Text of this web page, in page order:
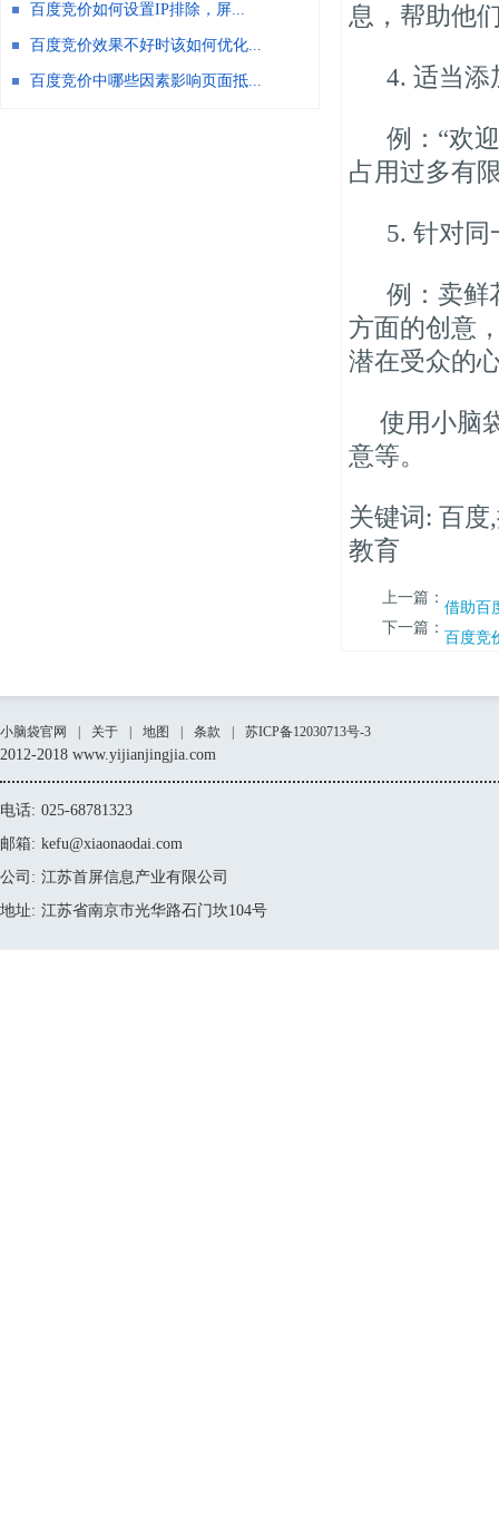
息，帮助他
4. 适当
例：“欢
占用过多有
5. 针对
例：卖鲜
方面的创意
潜在受众的
使用小脑
意等。
关键词: 百
教育
上一篇： 借助百
下一篇： 百度竞
百度竞价如何设置IP排除，屏...
百度竞价效果不好时该如何优化...
百度竞价中哪些因素影响页面抵...
小脑袋官网 关于 地图 条款 苏ICP备12030713号-3
2012-2018 www.yijianjingjia.com
电话: 025-68781323
邮箱: kefu@xiaonaodai.com
公司: 江苏首屏信息产业有限公司
地址: 江苏省南京市光华路石门坎104号